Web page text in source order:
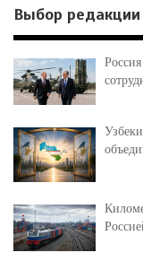
Выбор редакции